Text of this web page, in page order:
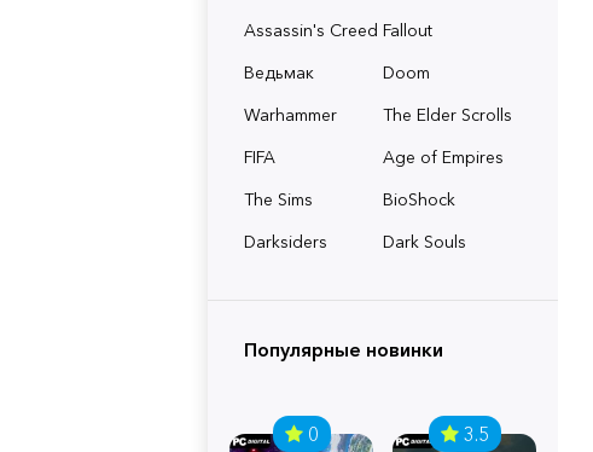
Assassin's Creed Fallout
Ведьмак
Doom
Warhammer
The Elder Scrolls
FIFA
Age of Empires
The Sims
BioShock
Darksiders
Dark Souls
Популярные новинки
0 3.5